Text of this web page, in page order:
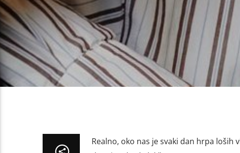
Realno, oko nas je svaki dan hrpa